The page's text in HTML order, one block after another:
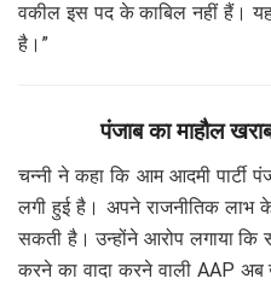
वकील इस पद के काबिल नहीं हैं। यह
है।”
पंजाब का माहौल
चन्नी ने कहा कि आम आदमी पार्टी
लगी हुई है। अपने राजनीतिक लाभ के
सकती है। उन्होंने आरोप लगाया
करने का वादा करने वाली AAP